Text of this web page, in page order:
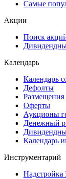
ESG
Самые
Календарь
Календарь
Дефолты
Размещения
Оферты
Аукционы
Денежный
Календарь